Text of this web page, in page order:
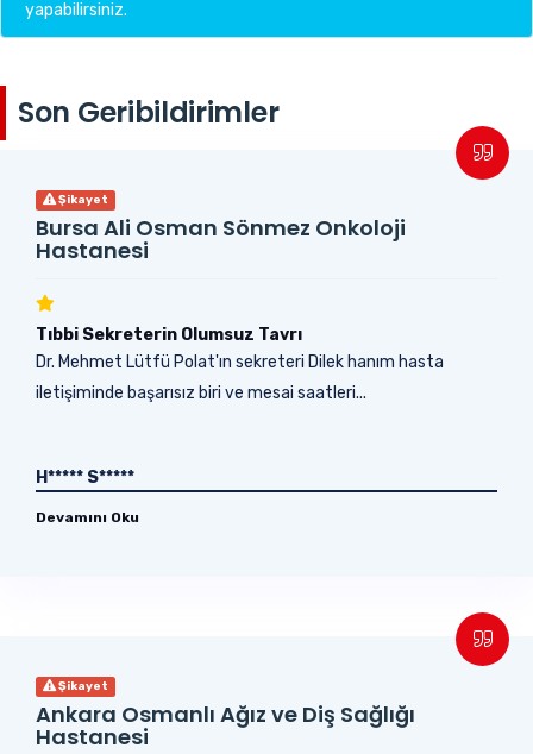
yapabilirsiniz.
Son Geribildirimler
Şikayet
Bursa Ali Osman Sönmez Onkoloji
Hastanesi
Tıbbi Sekreterin Olumsuz Tavrı
Dr. Mehmet Lütfü Polat'ın sekreteri Dilek hanım hasta
iletişiminde başarısız biri ve mesai saatleri...
H***** S*****
Devamını Oku
Şikayet
Ankara Osmanlı Ağız ve Diş Sağlığı
Hastanesi